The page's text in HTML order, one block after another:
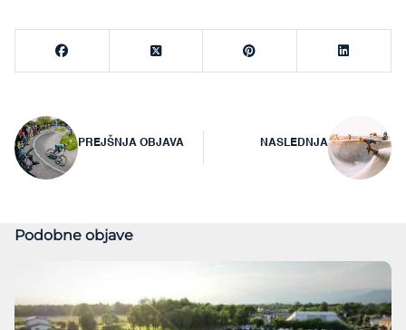
Navigacija
prispevka
PREJŠNJA OBJAVA NASLEDNJA
Podobne objave